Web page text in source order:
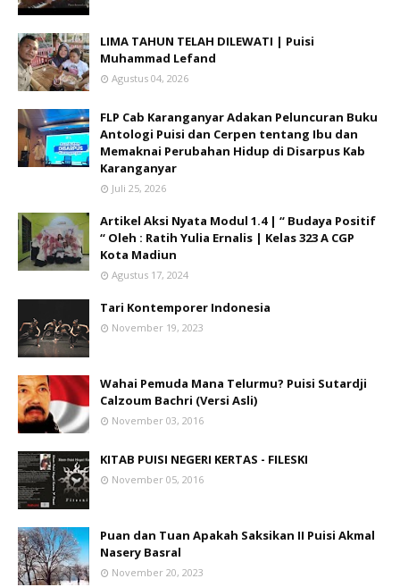
LIMA TAHUN TELAH DILEWATI | Puisi
Muhammad Lefand
Agustus 04, 2026
FLP Cab Karanganyar Adakan Peluncuran Buku
Antologi Puisi dan Cerpen tentang Ibu dan
Memaknai Perubahan Hidup di Disarpus Kab
Karanganyar
Juli 25, 2026
Artikel Aksi Nyata Modul 1.4 | “ Budaya Positif
“ Oleh : Ratih Yulia Ernalis | Kelas 323 A CGP
Kota Madiun
Agustus 17, 2024
Tari Kontemporer Indonesia
November 19, 2023
Wahai Pemuda Mana Telurmu? Puisi Sutardji
Calzoum Bachri (Versi Asli)
November 03, 2016
KITAB PUISI NEGERI KERTAS - FILESKI
November 05, 2016
Puan dan Tuan Apakah Saksikan II Puisi Akmal
Nasery Basral
November 20, 2023